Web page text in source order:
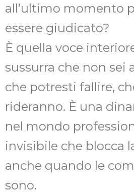
all’ultimo momento
essere giudicato?
È quella voce
sussurra che non sei
che potresti fallire,
rideranno. È una
nel mondo
invisibile che blocca
anche quando le
sono.